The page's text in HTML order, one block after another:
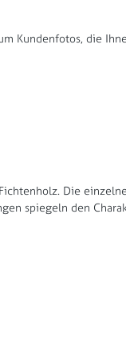
Kundenfotos, die
Die
spiegeln den